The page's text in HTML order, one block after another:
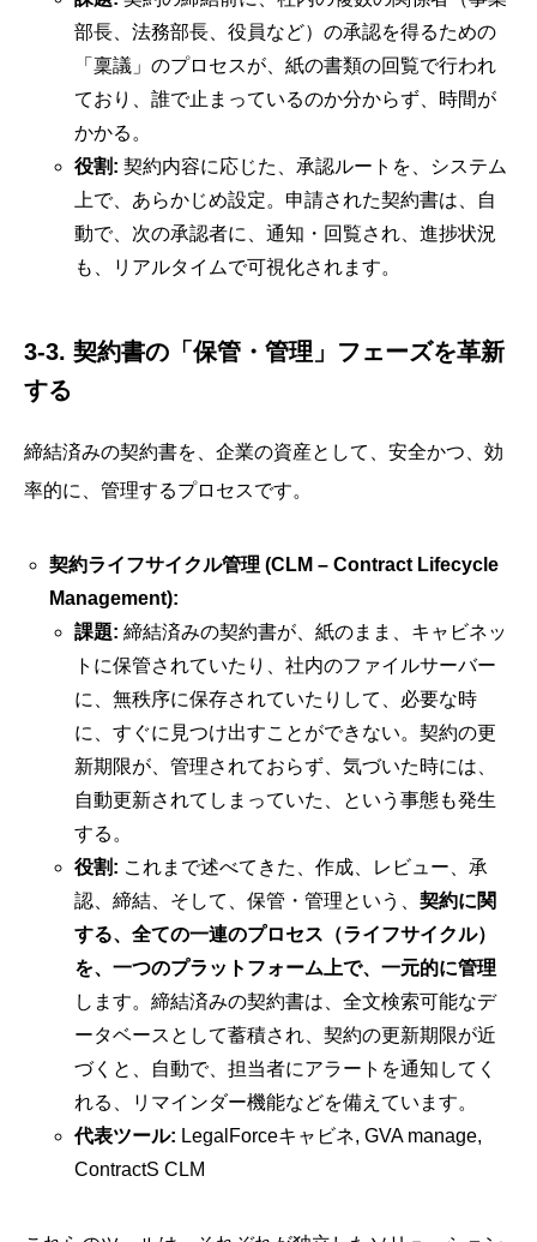
部長、法務部長、役員など）の承認を得るための
「稟議」のプロセスが、紙の書類の回覧で行われ
ており、誰で止まっているのか分からず、時間が
かかる。
役割: 契約内容に応じた、承認ルートを、システム
上で、あらかじめ設定。申請された契約書は、自
動で、次の承認者に、通知・回覧され、進捗状況
も、リアルタイムで可視化されます。
3-3. 契約書の「保管・管理」フェーズを革新
する
締結済みの契約書を、企業の資産として、安全かつ、効
率的に、管理するプロセスです。
契約ライフサイクル管理 (CLM – Contract Lifecycle
Management):
課題: 締結済みの契約書が、紙のまま、キャビネッ
トに保管されていたり、社内のファイルサーバー
に、無秩序に保存されていたりして、必要な時
に、すぐに見つけ出すことができない。契約の更
新期限が、管理されておらず、気づいた時には、
自動更新されてしまっていた、という事態も発生
する。
役割: これまで述べてきた、作成、レビュー、承
認、締結、そして、保管・管理という、 契約に関
する、全ての一連のプロセス（ライフサイクル）
を、一つのプラットフォーム上で、一元的に管理
します。締結済みの契約書は、全文検索可能なデ
ータベースとして蓄積され、契約の更新期限が近
づくと、自動で、担当者にアラートを通知してく
れる、リマインダー機能などを備えています。
代表ツール: LegalForceキャビネ, GVA manage,
ContractS CLM